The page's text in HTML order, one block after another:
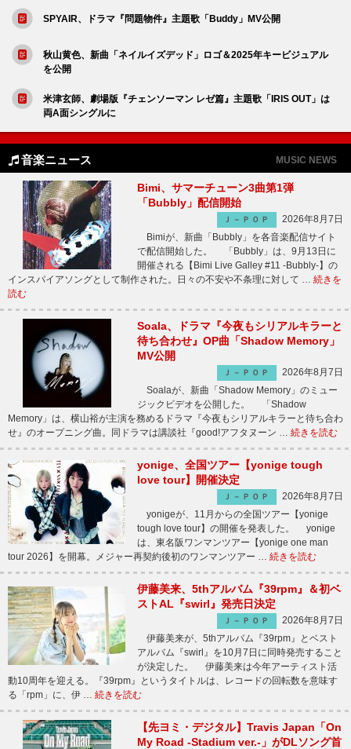
SPYAIR、ドラマ『問題物件』主題歌「Buddy」MV公開
秋山黄色、新曲「ネイルイズデッド」ロゴ＆2025年キービジュアル
を公開
米津玄師、劇場版『チェンソーマン レゼ篇』主題歌「IRIS OUT」は
両A面シングルに
音楽ニュース MUSIC NEWS
Bimi、サマーチューン3曲第1弾
「Bubbly」配信開始
Ｊ－ＰＯＰ
2026年8月7日
Bimiが、新曲「Bubbly」を各音楽配信サイト
で配信開始した。 「Bubbly」は、9月13日に
開催される【Bimi Live Galley #11 -Bubbly-】の
インスパイアソングとして制作された。日々の不安や不条理に対して … 続きを
読む
Soala、ドラマ『今夜もシリアルキラーと
待ち合わせ』OP曲「Shadow Memory」
MV公開
Ｊ－ＰＯＰ
2026年8月7日
Soalaが、新曲「Shadow Memory」のミュー
ジックビデオを公開した。 「Shadow
Memory」は、横山裕が主演を務めるドラマ『今夜もシリアルキラーと待ち合わ
せ』のオープニング曲。同ドラマは講談社『good!アフタヌーン … 続きを読む
yonige、全国ツアー【yonige tough
love tour】開催決定
Ｊ－ＰＯＰ
2026年8月7日
yonigeが、11月からの全国ツアー【yonige
tough love tour】の開催を発表した。 yonige
は、東名阪ワンマンツアー【yonige one man
tour 2026】を開幕。メジャー再契約後初のワンマンツアー … 続きを読む
伊藤美来、5thアルバム『39rpm』＆初ベ
ストAL『swirl』発売日決定
Ｊ－ＰＯＰ
2026年8月7日
伊藤美来が、5thアルバム『39rpm』とベスト
アルバム『swirl』を10月7日に同時発売すること
が決定した。 伊藤美来は今年アーティスト活
動10周年を迎える。『39rpm』というタイトルは、レコードの回転数を意味す
る「rpm」に、伊 … 続きを読む
【先ヨミ・デジタル】Travis Japan「On
My Road -Stadium ver.-」がDLソング首